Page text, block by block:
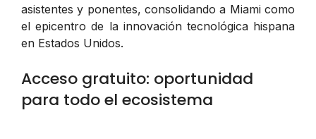
asistentes y ponentes, consolidando a Miami como
el epicentro de la innovación tecnológica hispana
en Estados Unidos.
Acceso gratuito: oportunidad
para todo el ecosistema